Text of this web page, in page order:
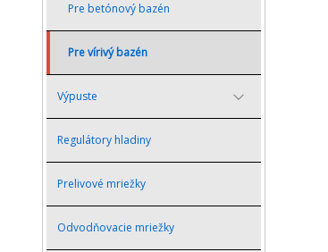
Pre betónový bazén
Pre vírivý bazén
Výpuste
Regulátory hladiny
Prelivové mriežky
Odvodňovacie mriežky